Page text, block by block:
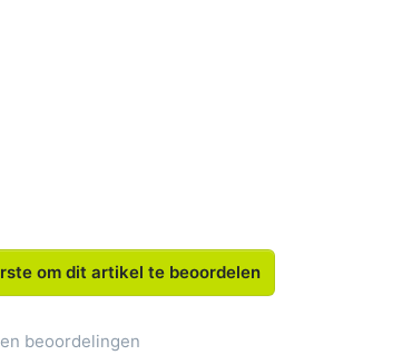
om dit artikel te beoordelen
beoordelingen